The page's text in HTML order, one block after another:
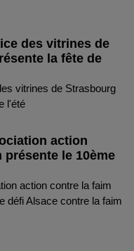
des vitrines de
la fête de
vitrines de Strasbourg
l'été
action
présente le 10ème
action contre la faim
défi Alsace contre la faim